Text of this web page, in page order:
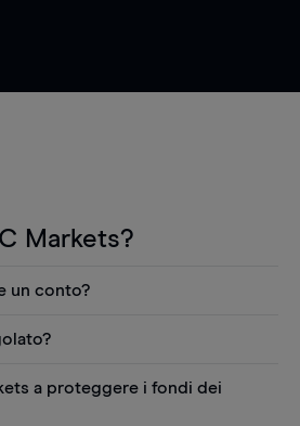
Markets?
un conto?
gratuitamente i prezzi e
grafici, notizie Reuters
sui titoli azionari di
federale tedesca di
a proteggere i fondi dei